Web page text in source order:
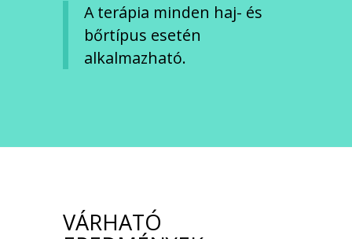
A terápia minden haj- és
bőrtípus esetén
alkalmazható.
VÁRHATÓ